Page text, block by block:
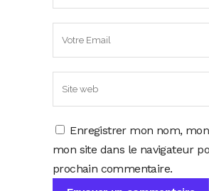
Enregistrer mon nom,
mon site dans le navigateur
prochain commentaire.